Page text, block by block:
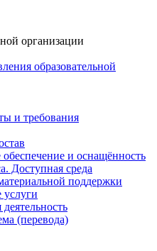
организации
образовательной
и требования
и оснащённость
Доступная среда
поддержки
услуги
(перевода)